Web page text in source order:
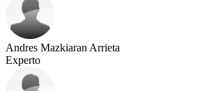
Andres Mazkiaran Arrieta
Experto